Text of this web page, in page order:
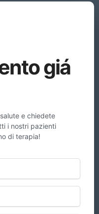
giá
e chiedete
i nostri pazienti
di terapia!